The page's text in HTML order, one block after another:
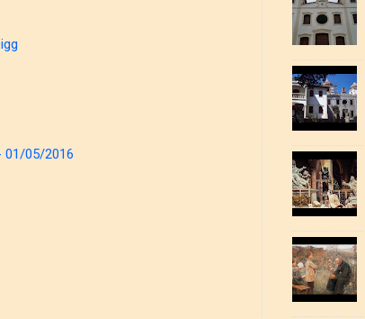
01/05/2016